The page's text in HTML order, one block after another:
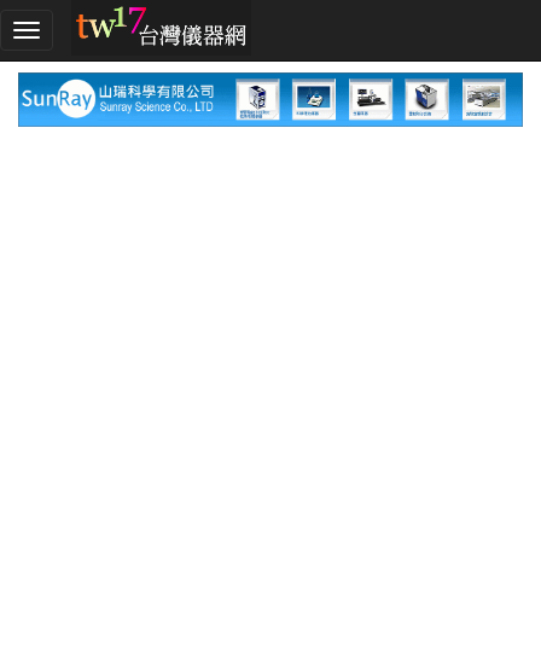
加